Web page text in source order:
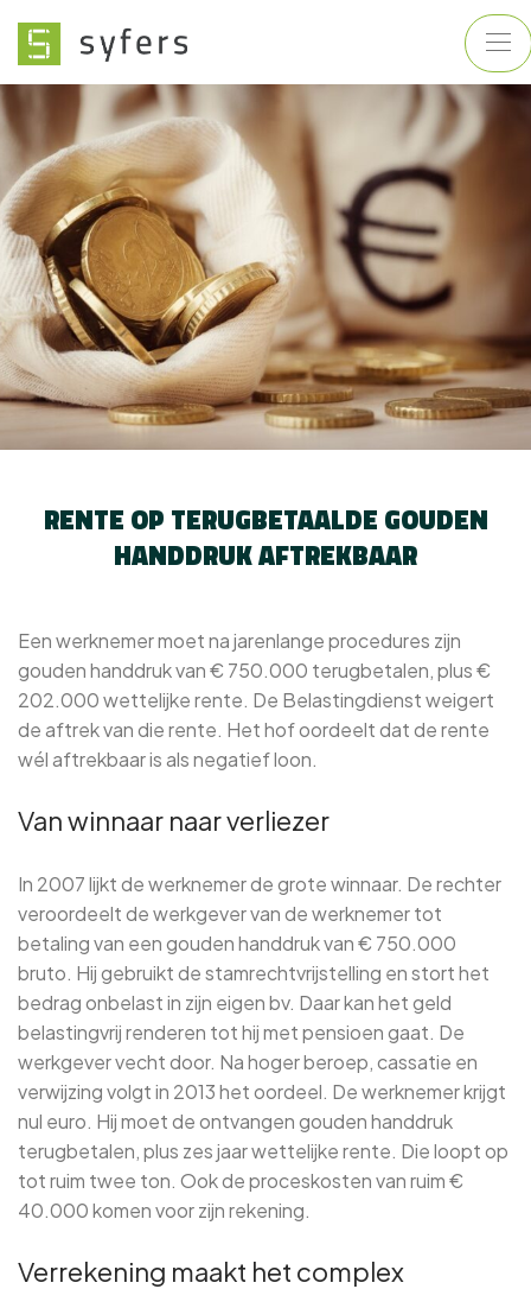
RENTE OP TERUGBETAALDE GOUDEN
HANDDRUK AFTREKBAAR
Een werknemer moet na jarenlange procedures zijn
gouden handdruk van € 750.000 terugbetalen, plus €
202.000 wettelijke rente. De Belastingdienst weigert
de aftrek van die rente. Het hof oordeelt dat de rente
wél aftrekbaar is als negatief loon.
Van winnaar naar verliezer
In 2007 lijkt de werknemer de grote winnaar. De rechter
veroordeelt de werkgever van de werknemer tot
betaling van een gouden handdruk van € 750.000
bruto. Hij gebruikt de stamrechtvrijstelling en stort het
bedrag onbelast in zijn eigen bv. Daar kan het geld
belastingvrij renderen tot hij met pensioen gaat. De
werkgever vecht door. Na hoger beroep, cassatie en
verwijzing volgt in 2013 het oordeel. De werknemer krijgt
nul euro. Hij moet de ontvangen gouden handdruk
terugbetalen, plus zes jaar wettelijke rente. Die loopt op
tot ruim twee ton. Ook de proceskosten van ruim €
40.000 komen voor zijn rekening.
Verrekening maakt het complex